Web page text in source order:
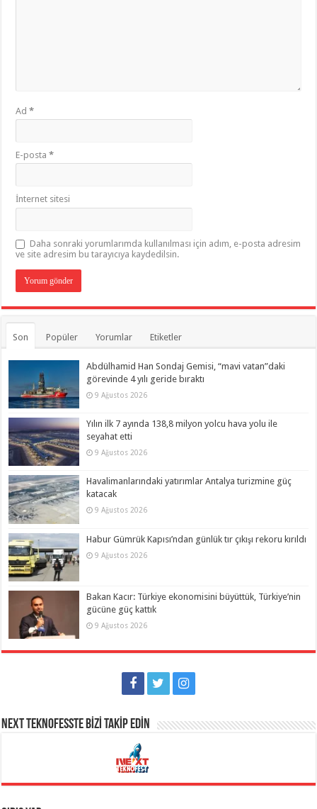
Ad*
E-posta*
İnternet sitesi
Daha sonraki yorumlarımda kullanılması için adım, e-posta adresim
ve site adresim bu tarayıcıya kaydedilsin.
Son Popüler Yorumlar Etiketler
Abdülhamid Han Sondaj Gemisi, “mavi vatan”daki
görevinde 4 yılı geride bıraktı
9 Ağustos 2026
Yılın ilk 7 ayında 138,8 milyon yolcu hava yolu ile
seyahat etti
9 Ağustos 2026
Havalimanlarındaki yatırımlar Antalya turizmine güç
katacak
9 Ağustos 2026
Habur Gümrük Kapısı’ndan günlük tır çıkışı rekoru kırıldı
9 Ağustos 2026
Bakan Kacır: Türkiye ekonomisini büyüttük, Türkiye’nin
gücüne güç kattık
9 Ağustos 2026
NEXT TEKNOFESSTE BİZİ TAKİP EDİN